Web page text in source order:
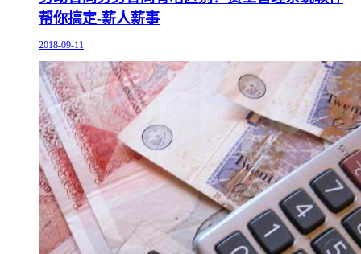
帮你搞定-薪人薪事
2018-09-11